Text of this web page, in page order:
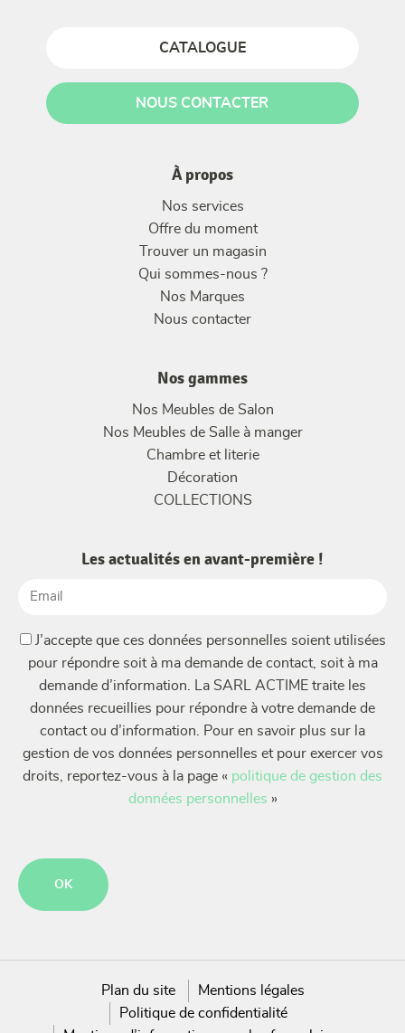
CATALOGUE
NOUS CONTACTER
À propos
Nos services
Offre du moment
Trouver un magasin
Qui sommes-nous ?
Nos Marques
Nous contacter
Nos gammes
Nos Meubles de Salon
Nos Meubles de Salle à manger
Chambre et literie
Décoration
COLLECTIONS
Les actualités en avant-première !
(Nécessaire)
J’accepte que ces données personnelles soient utilisées
pour répondre soit à ma demande de contact, soit à ma
demande d’information. La SARL ACTIME traite les
données recueillies pour répondre à votre demande de
contact ou d’information. Pour en savoir plus sur la
gestion de vos données personnelles et pour exercer vos
droits, reportez-vous à la page « politique de gestion des
données personnelles »
Plan du site
Mentions légales
Politique de confidentialité